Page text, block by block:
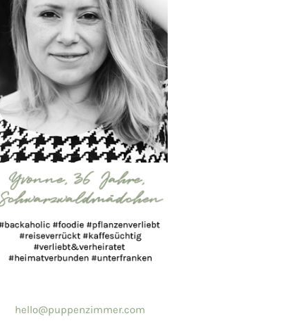
hello@puppenzimmer.com